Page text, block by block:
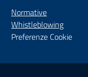
Normative
Whistleblowing(nuova
Preferenze Cookie
Sezione Link